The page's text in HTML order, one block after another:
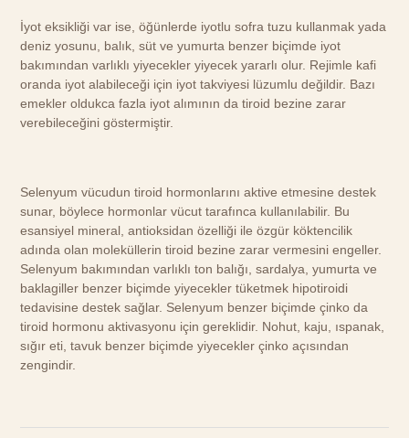
İyot eksikliği var ise, öğünlerde iyotlu sofra tuzu kullanmak yada
deniz yosunu, balık, süt ve yumurta benzer biçimde iyot
bakımından varlıklı yiyecekler yiyecek yararlı olur. Rejimle kafi
oranda iyot alabileceği için iyot takviyesi lüzumlu değildir. Bazı
emekler oldukca fazla iyot alımının da tiroid bezine zarar
verebileceğini göstermiştir.
Selenyum vücudun tiroid hormonlarını aktive etmesine destek
sunar, böylece hormonlar vücut tarafınca kullanılabilir. Bu
esansiyel mineral, antioksidan özelliği ile özgür köktencilik
adında olan moleküllerin tiroid bezine zarar vermesini engeller.
Selenyum bakımından varlıklı ton balığı, sardalya, yumurta ve
baklagiller benzer biçimde yiyecekler tüketmek hipotiroidi
tedavisine destek sağlar. Selenyum benzer biçimde çinko da
tiroid hormonu aktivasyonu için gereklidir. Nohut, kaju, ıspanak,
sığır eti, tavuk benzer biçimde yiyecekler çinko açısından
zengindir.